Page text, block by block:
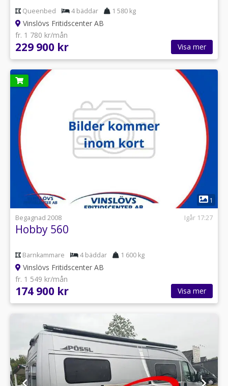
Queenbed 4 bäddar 1 580 kg
Vinslövs Fritidscenter AB
fr. 1 780 kr/mån
229 900 kr Visa mer
1
Begagnad 2008
Igår 17:27
Hobby 560
Barnkammare 4 bäddar 1 600 kg
Vinslövs Fritidscenter AB
fr. 1 549 kr/mån
174 900 kr Visa mer